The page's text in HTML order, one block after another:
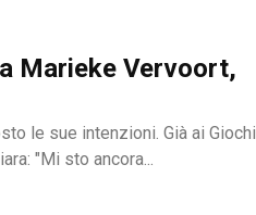
Marieke Vervoort,
le sue intenzioni. Già ai Giochi
"Mi sto ancora...